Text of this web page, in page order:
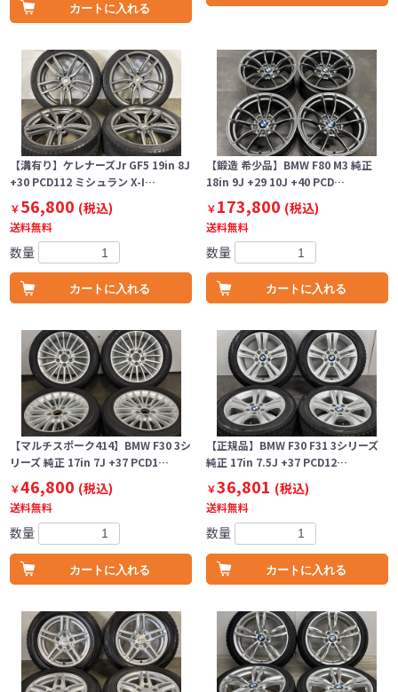
カートに入れる
【溝有り】ケレナーズJr GF5 19in 8J
+30 PCD112 ミシュラン X-I…
￥56,800 (税込)
送料無料
数量
カートに入れる
【鍛造 希少品】BMW F80 M3 純正
18in 9J +29 10J +40 PCD…
￥173,800 (税込)
送料無料
数量
カートに入れる
【マルチスポーク414】BMW F30 3シ
リーズ 純正 17in 7J +37 PCD1…
￥46,800 (税込)
送料無料
数量
カートに入れる
【正規品】BMW F30 F31 3シリーズ
純正 17in 7.5J +37 PCD12…
￥36,801 (税込)
送料無料
数量
カートに入れる